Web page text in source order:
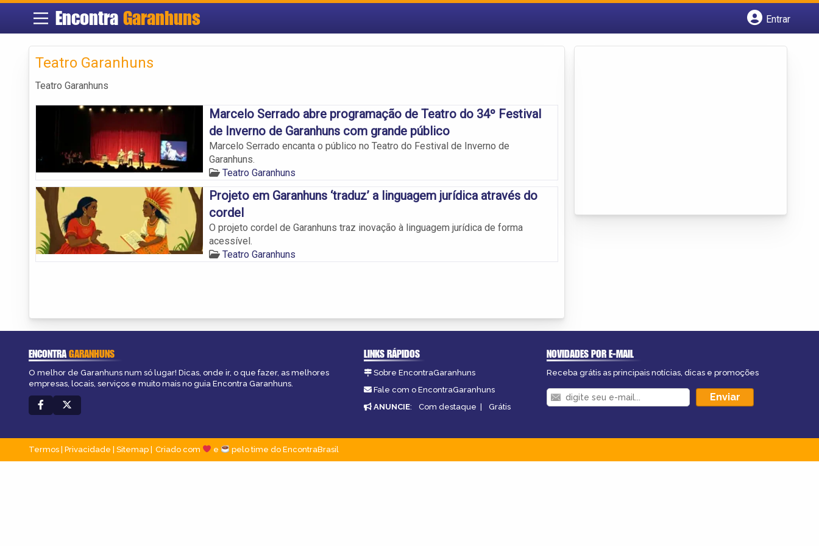
Encontra Garanhuns
Entrar
Teatro Garanhuns
Teatro Garanhuns
Marcelo Serrado abre programação de Teatro do 34º Festival
de Inverno de Garanhuns com grande público
Marcelo Serrado encanta o público no Teatro do Festival de Inverno de
Garanhuns.
Teatro Garanhuns
Projeto em Garanhuns ‘traduz’ a linguagem jurídica através do
cordel
O projeto cordel de Garanhuns traz inovação à linguagem jurídica de forma
acessível.
Teatro Garanhuns
ENCONTRAGARANHUNS
O melhor de Garanhuns num só lugar! Dicas, onde ir, o que fazer, as melhores
empresas, locais, serviços e muito mais no guia Encontra Garanhuns.
LINKS RÁPIDOS
Sobre EncontraGaranhuns
Fale com o EncontraGaranhuns
ANUNCIE: Com destaque | Grátis
NOVIDADES POR E-MAIL
Receba grátis as principais notícias, dicas e promoções
Termos Privacidade Sitemap Criado com e pelo time do EncontraBrasil